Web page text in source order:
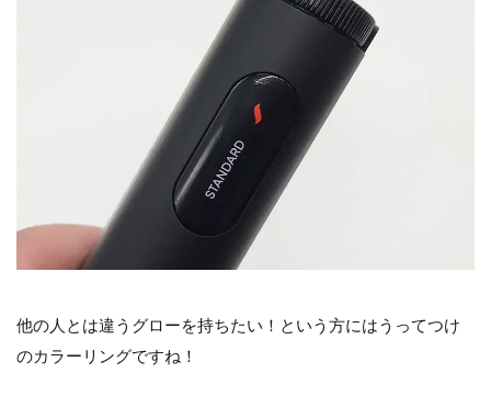
他の人とは違うグローを持ちたい！という方にはうってつけ
のカラーリングですね！